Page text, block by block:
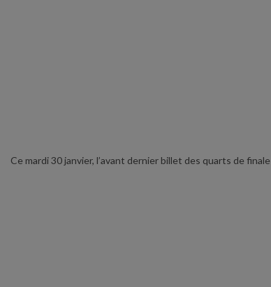
Ce mardi 30 janvier, l’avant dernier billet des quarts de